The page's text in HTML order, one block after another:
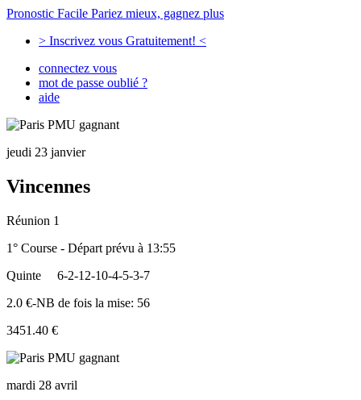
Pronostic Facile Pariez mieux, gagnez plus
> Inscrivez vous Gratuitement! <
connectez vous
mot de passe oublié ?
aide
jeudi 23 janvier
Vincennes
Réunion 1
1° Course - Départ prévu à 13:55
Quinte
6-2-12-10-4-5-3-7
2.0 €-NB de fois la mise: 56
3451.40 €
mardi 28 avril